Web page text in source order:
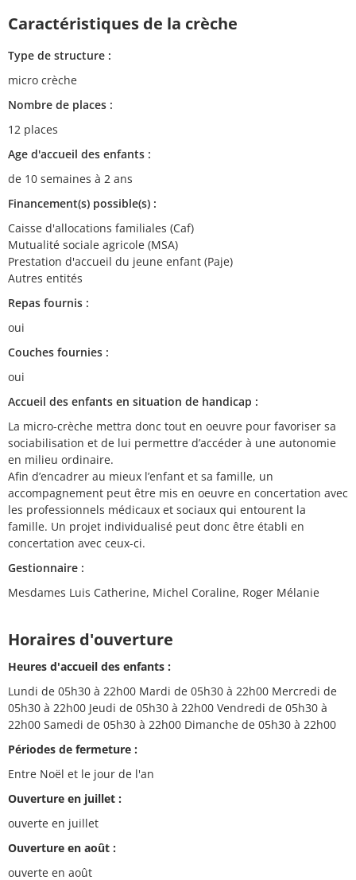
Caractéristiques de la crèche
Type de structure :
micro crèche
Nombre de places :
12 places
Age d'accueil des enfants :
de 10 semaines à 2 ans
Financement(s) possible(s) :
Caisse d'allocations familiales (Caf)
Mutualité sociale agricole (MSA)
Prestation d'accueil du jeune enfant (Paje)
Autres entités
Repas fournis :
oui
Couches fournies :
oui
Accueil des enfants en situation de handicap :
La micro-crèche mettra donc tout en oeuvre pour favoriser sa
sociabilisation et de lui permettre d’accéder à une autonomie
en milieu ordinaire.
Afin d’encadrer au mieux l’enfant et sa famille, un
accompagnement peut être mis en oeuvre en concertation avec
les professionnels médicaux et sociaux qui entourent la
famille. Un projet individualisé peut donc être établi en
concertation avec ceux-ci.
Gestionnaire :
Mesdames Luis Catherine, Michel Coraline, Roger Mélanie
Horaires d'ouverture
Heures d'accueil des enfants :
Lundi de 05h30 à 22h00 Mardi de 05h30 à 22h00 Mercredi de
05h30 à 22h00 Jeudi de 05h30 à 22h00 Vendredi de 05h30 à
22h00 Samedi de 05h30 à 22h00 Dimanche de 05h30 à 22h00
Périodes de fermeture :
Entre Noël et le jour de l'an
Ouverture en juillet :
ouverte en juillet
Ouverture en août :
ouverte en août